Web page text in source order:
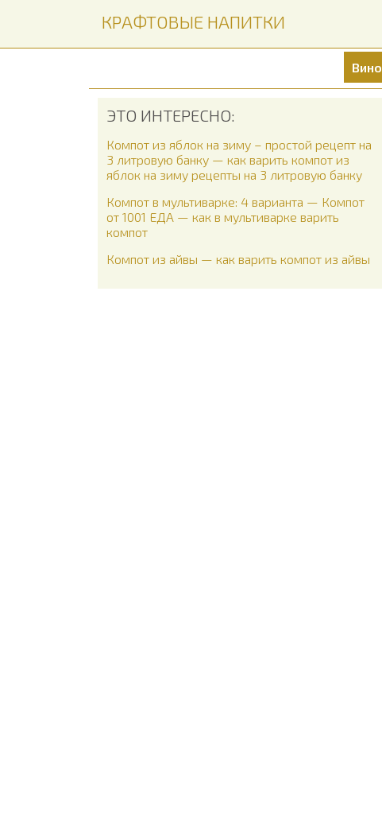
КРАФТОВЫЕ НАПИТКИ
Вино
ЭТО ИНТЕРЕСНО:
Компот из яблок на зиму – простой рецепт на
3 литровую банку — как варить компот из
яблок на зиму рецепты на 3 литровую банку
Компот в мультиварке: 4 варианта — Компот
от 1001 ЕДА — как в мультиварке варить
компот
Компот из айвы — как варить компот из айвы